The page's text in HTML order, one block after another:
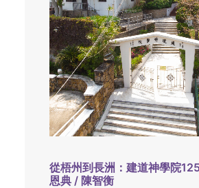
從梧州到長洲：建道神學院
恩典 / 陳智衡